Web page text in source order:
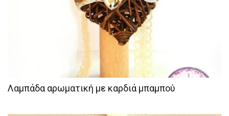
Λαμπάδα αρωματική με καρδιά μπαμπού